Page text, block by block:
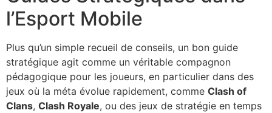
l’Esport Mobile
Plus qu’un simple recueil de conseils, un bon guide
stratégique agit comme un véritable compagnon
pédagogique pour les joueurs, en particulier dans des
jeux où la méta évolue rapidement, comme Clash of
Clans, Clash Royale, ou des jeux de stratégie en temps